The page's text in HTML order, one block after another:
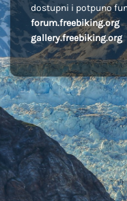
dostupni i potpuno
forum.freebiking.org
gallery.freebiking.org